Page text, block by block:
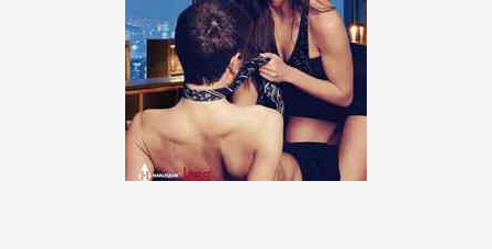
Управление
Литература